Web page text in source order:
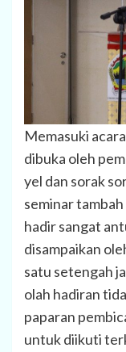
Memasuki
dibuka oleh
yel dan sorak
seminar
hadir sangat
disampaikan
satu setengah
olah hadiran
paparan
untuk diikuti